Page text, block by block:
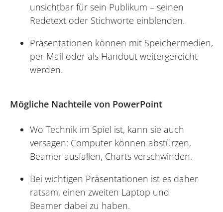
unsichtbar für sein Publikum – seinen
Redetext oder Stichworte einblenden.
Präsentationen können mit Speichermedien,
per Mail oder als Handout weitergereicht
werden.
Mögliche Nachteile von PowerPoint
Wo Technik im Spiel ist, kann sie auch
versagen: Computer können abstürzen,
Beamer ausfallen, Charts verschwinden.
Bei wichtigen Präsentationen ist es daher
ratsam, einen zweiten Laptop und
Beamer dabei zu haben.